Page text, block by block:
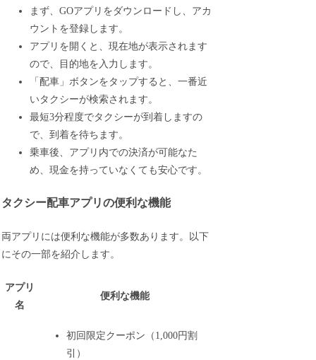
まず、GOアプリをダウンロードし、アカ
ウントを登録します。
アプリを開くと、現在地が表示されます
ので、目的地を入力します。
「配車」ボタンをタップすると、一番近
いタクシーが検索されます。
最短3分程度でタクシーが到着しますの
で、到着を待ちます。
乗車後、アプリ内での決済が可能なた
め、現金を持っていなくても安心です。
タクシー配車アプリの便利な機能
両アプリには便利な機能が多数あります。以下
にその一部を紹介します。
アプリ
名
便利な機能
初回限定クーポン（1,000円割
引）